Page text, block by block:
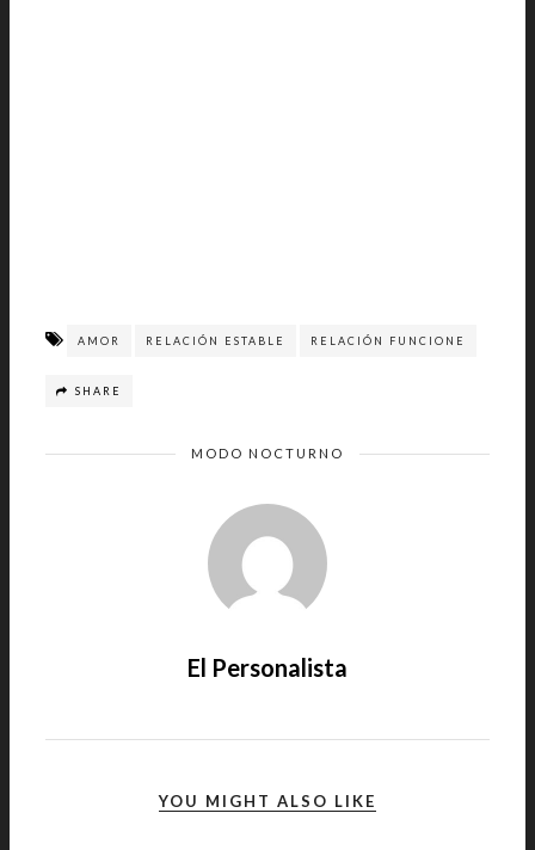
AMOR RELACIÓN ESTABLE RELACIÓN FUNCIONE
SHARE
MODO NOCTURNO
El Personalista
YOU MIGHT ALSO LIKE